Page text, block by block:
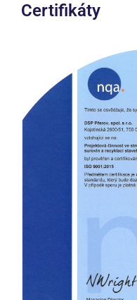
Certifikáty